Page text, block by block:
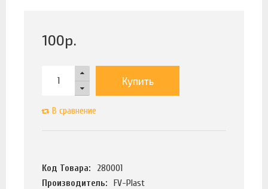
100р.
Купить
В сравнение
Код Товара:
280001
Производитель:
FV-Plast